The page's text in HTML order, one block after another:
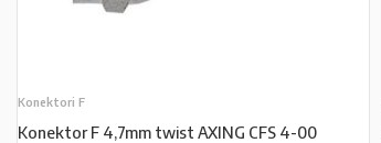
Konektori F
Konektor F 4,7mm twist AXING CFS 4-00